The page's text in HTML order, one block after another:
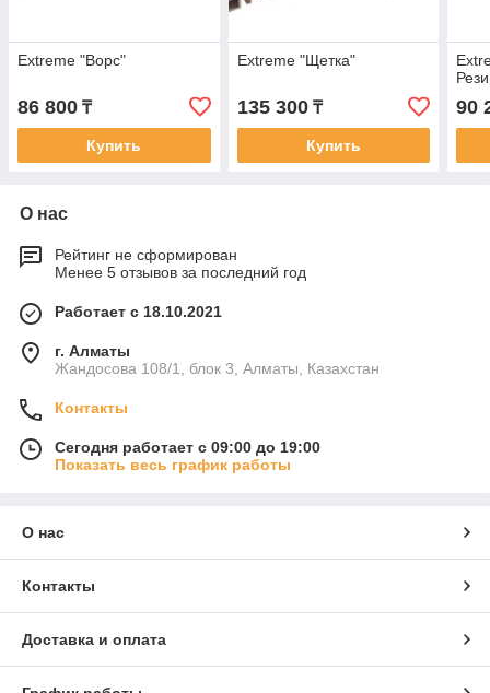
Extreme "Ворс"
86 800 ₸
Купить
Extreme "Щетка"
135 300₸
Купить
90
О нас
Рейтинг не сформирован
Менее 5 отзывов за последний год
Работает с 18.10.2021
г. Алматы
Жандосова 108/1, блок 3, Алматы, Казахстан
Контакты
Сегодня работает с 09:00 до 19:00
Показать весь график работы
О нас
Контакты
Доставка и оплата